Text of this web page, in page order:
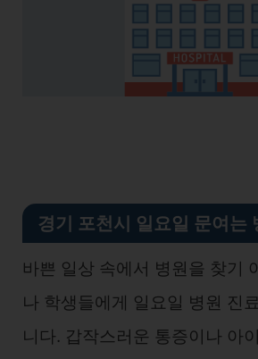
경기 포천시 일요일 문여는
바쁜 일상 속에서 병원을 찾기
나 학생들에게 일요일 병원 진
니다. 갑작스러운 통증이나 아